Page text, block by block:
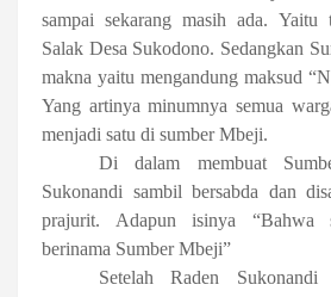
sampai sekarang masih ada. Yaitu
Salak Desa Sukodono. Sedangkan
makna yaitu mengandung maksud
Yang artinya minumnya semua
menjadi satu di sumber Mbeji.
Di dalam membuat
Sukonandi sambil bersabda dan
prajurit. Adapun isinya “Bahwa
berinama Sumber Mbeji”
Setelah Raden Sukonandi